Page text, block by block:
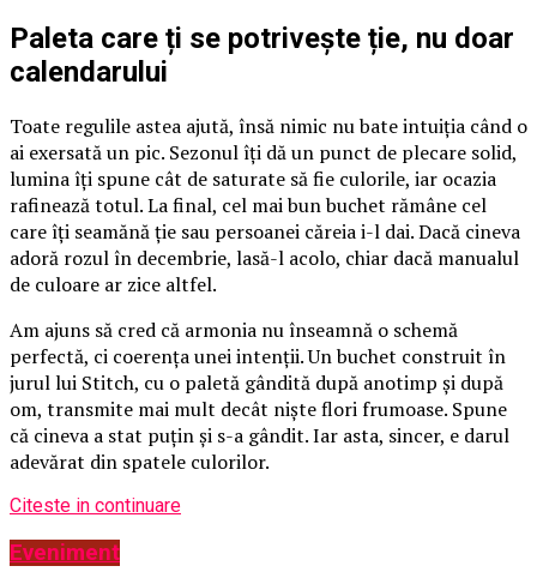
Paleta care ți se potrivește ție, nu doar
calendarului
Toate regulile astea ajută, însă nimic nu bate intuiția când o
ai exersată un pic. Sezonul îți dă un punct de plecare solid,
lumina îți spune cât de saturate să fie culorile, iar ocazia
rafinează totul. La final, cel mai bun buchet rămâne cel
care îți seamănă ție sau persoanei căreia i-l dai. Dacă cineva
adoră rozul în decembrie, lasă-l acolo, chiar dacă manualul
de culoare ar zice altfel.
Am ajuns să cred că armonia nu înseamnă o schemă
perfectă, ci coerența unei intenții. Un buchet construit în
jurul lui Stitch, cu o paletă gândită după anotimp și după
om, transmite mai mult decât niște flori frumoase. Spune
că cineva a stat puțin și s-a gândit. Iar asta, sincer, e darul
adevărat din spatele culorilor.
Citeste in continuare
Eveniment